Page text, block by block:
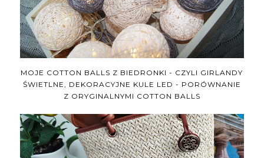
MOJE COTTON BALLS Z BIEDRONKI - CZYLI GIRLANDY
ŚWIETLNE, DEKORACYJNE KULE LED - PORÓWNANIE
Z ORYGINALNYMI COTTON BALLS